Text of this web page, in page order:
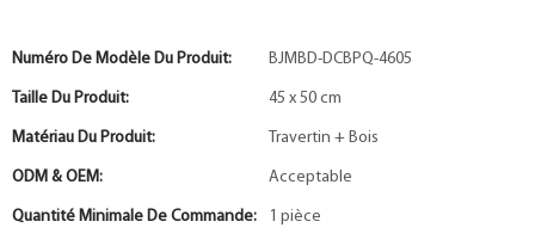
Numéro De Modèle Du Produit: BJMBD-DCBPQ-4605
Taille Du Produit: 45 x 50 cm
Matériau Du Produit: Travertin + Bois
ODM & OEM: Acceptable
Quantité Minimale De Commande: 1 pièce